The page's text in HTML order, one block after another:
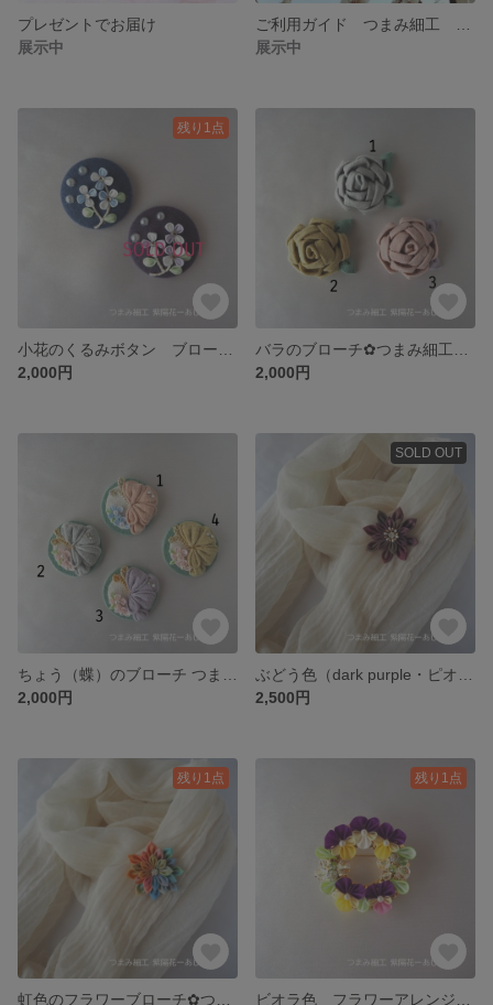
プレゼントでお届け
展示中
展示中
残り1点
2,000円
2,000円
2,000円
SOLD OUT
2,500円
残り1点 残り1点